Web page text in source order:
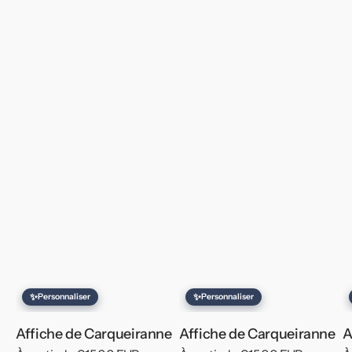
✨Personnaliser
Affiche de Carqueiranne
✨Personnaliser
Affiche de Carqueiranne